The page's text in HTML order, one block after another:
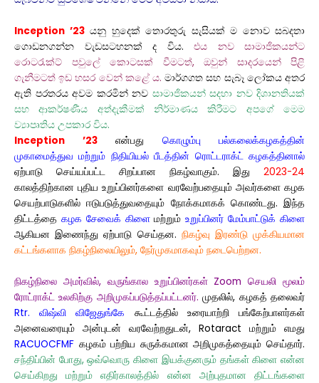
Inception ’23යනු හුදෙක් තොරතුරු සැසියක් ම නොව සබදතා
ගොඩනගන්න වැඩසටහනක් ද විය. එය නව සාමාජිකයන්ට
රොටරැක්ට් පවුලේ කොටසක් වීමටත්, ඔවුන් සාදරයෙන් පිළි
ගැනීමටත් ඉඩ හසර වෙන් කළේ ය. මාර්ගගත සහ සැබෑ ලෝකය අතර
ඇති පරතරය අවම කරමින් නව සාමාජිකයන් සදහා නව දිශානතියක්
සහ ආකර්ෂණීය අත්දැකීමක් නිර්මාණය කිරීමට අපගේ මෙම
ව්‍යාපෘතිය උපකාර විය.
Inception ’23என்பது கொழும்பு பல்கலைக்கழகத்தின்
முகாமைத்துவ மற்றும் நிதியியல் பீடத்தின் ரொட்டராக்ட் கழகத்தினால்
ஏற்பாடு செய்யப்பட்ட சிறப்பான நிகழ்வாகும். இது 2023-24
காலத்திற்கான புதிய உறுப்பினர்களை வரவேற்பதையும் அவர்களை கழக
செயற்பாடுகளில் ஈடுபடுத்துவதையும் நோக்கமாகக் கொண்டது. இந்த
திட்டத்தை கழக சேவைக் கிளைமற்றும்உறுப்பினர் மேம்பாட்டுக் கிளை
ஆகியன இணைந்து ஏற்பாடு செய்தன. நிகழ்வு இரண்டு முக்கியமான
கட்டங்களாக நிகழ்நிலையிலும், நேர்முகமாகவும் நடைபெற்றன.
நிகழ்நிலை அமர்வில், வருங்கால உறுப்பினர்கள் Zoom செயலி மூலம்
ரோட்ராக்ட் உலகிற்கு அறிமுகப்படுத்தப்பட்டனர். முதலில், கழகத் தலைவர்
Rtr. விஷ்வி விஜேதுங்கே கூட்டத்தில் உரையாற்றி பங்கேற்பாளர்கள்
அனைவரையும் அன்புடன் வரவேற்றதுடன், Rotaract மற்றும் எமது
RACUOCFMF கழகம் பற்றிய சுருக்கமான அறிமுகத்தையும் செய்தார்.
சந்திப்பின் போது, ஒவ்வொரு கிளை இயக்குனரும் தங்கள் கிளை என்ன
செய்கிறது மற்றும் எதிர்காலத்தில் என்ன அற்புதமான திட்டங்களை